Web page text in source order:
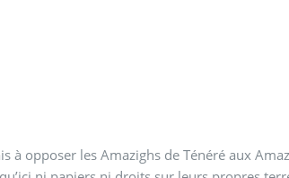
à opposer les Amazighs de Ténéré aux